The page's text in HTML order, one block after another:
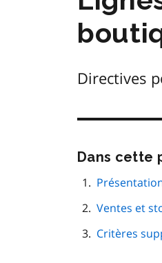
Directives
Dans cette
Ventes et
Critères